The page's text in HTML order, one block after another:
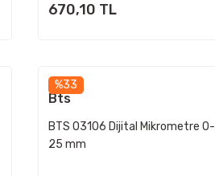
670,10 TL
%33
Bts
BTS 03106 Dijital Mikrometre 0-
25 mm